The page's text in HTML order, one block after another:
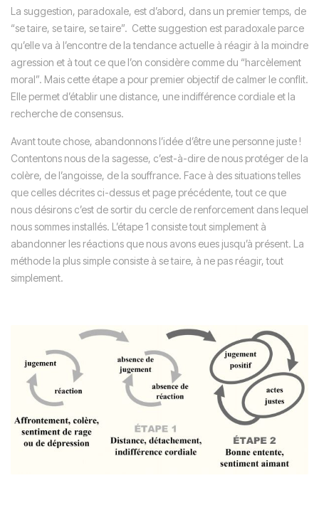
La suggestion, paradoxale, est d’abord, dans un premier temps, de
“se taire, se taire, se taire”. Cette suggestion est paradoxale parce
qu’elle va à l’encontre de la tendance actuelle à réagir à la moindre
agression et à tout ce que l’on considère comme du “harcèlement
moral”. Mais cette étape a pour premier objectif de calmer le conflit.
Elle permet d’établir une distance, une indifférence cordiale et la
recherche de consensus.
Avant toute chose, abandonnons l’idée d’être une personne juste !
Contentons nous de la sagesse, c’est-à-dire de nous protéger de la
colère, de l’angoisse, de la souffrance. Face à des situations telles
que celles décrites ci-dessus et page précédente, tout ce que
nous désirons c’est de sortir du cercle de renforcement dans lequel
nous sommes installés. L’étape 1 consiste tout simplement à
abandonner les réactions que nous avons eues jusqu’à présent. La
méthode la plus simple consiste à se taire, à ne pas réagir, tout
simplement.